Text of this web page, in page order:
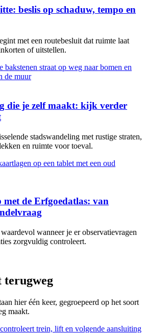
beslis op schaduw, tempo en
met een routebesluit dat ruimte laat
of uitstellen.
die je zelf maakt: kijk verder
stadswandeling met rustige straten,
en ruimte voor toeval.
met de Erfgoedatlas: van
wanneer je er observatievragen
zorgvuldig controleert.
hier één keer, gegroepeerd op het soort
maakt.